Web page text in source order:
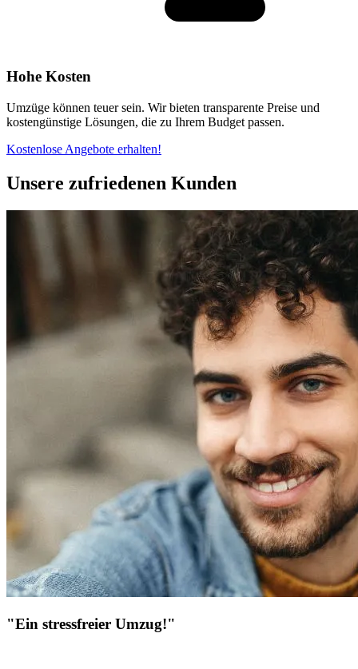
Hohe Kosten
Umzüge können teuer sein. Wir bieten transparente Preise und
kostengünstige Lösungen, die zu Ihrem Budget passen.
Kostenlose Angebote erhalten!
Unsere zufriedenen Kunden
"Ein stressfreier Umzug!"